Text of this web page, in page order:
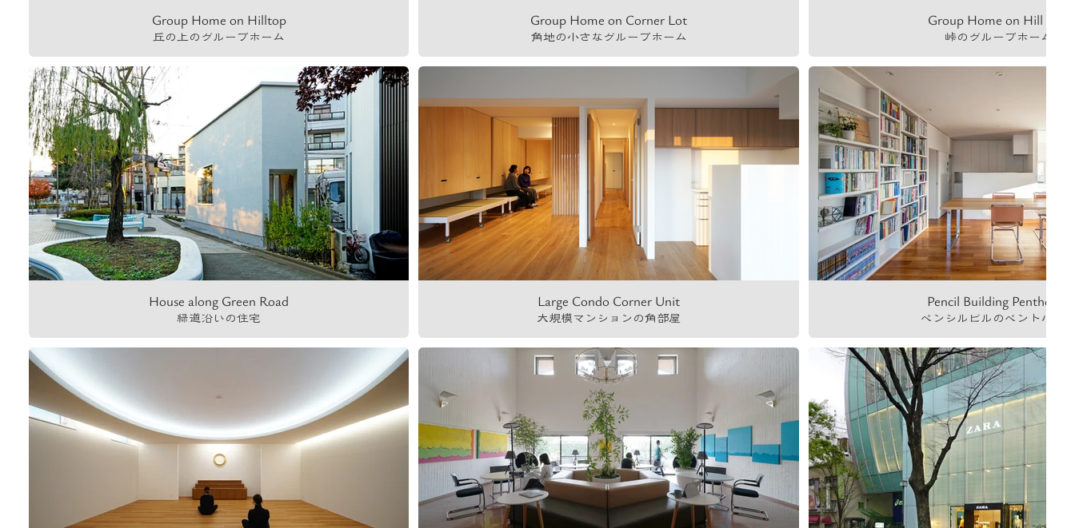
Group Home on Hilltop
丘の上のグループホーム
Group Home on Corner Lot
角地の小さなグループホーム
Group Home on Hill Pass
峠のグループホーム
House along Green Road
緑道沿いの住宅
Large Condo Corner Unit
大規模マンションの角部屋
Pencil Building Penthouse
ペンシルビルのペントハウ